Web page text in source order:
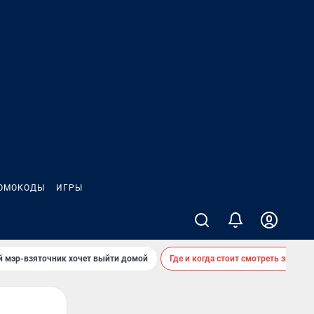
ИГРЫ
мэр-взяточник хочет выйти домой Где и когда стоит смотреть